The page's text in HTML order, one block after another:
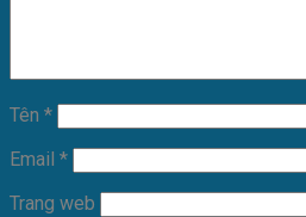
Tên *
Email *
Trang web